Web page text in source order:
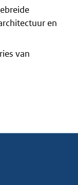
en
van